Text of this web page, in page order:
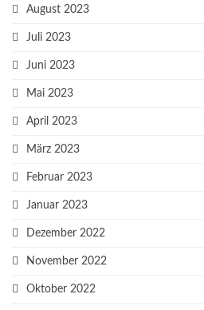
August 2023
Juli 2023
Juni 2023
Mai 2023
April 2023
März 2023
Februar 2023
Januar 2023
Dezember 2022
November 2022
Oktober 2022